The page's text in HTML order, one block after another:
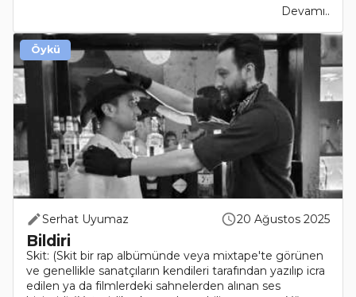
Devamı..
Serhat Uyumaz 20 Ağustos 2025
Bildiri
Skit: (Skit bir rap albümünde veya mixtape'te görünen
ve genellikle sanatçıların kendileri tarafından yazılıp icra
edilen ya da filmlerdeki sahnelerden alınan ses
Öykü